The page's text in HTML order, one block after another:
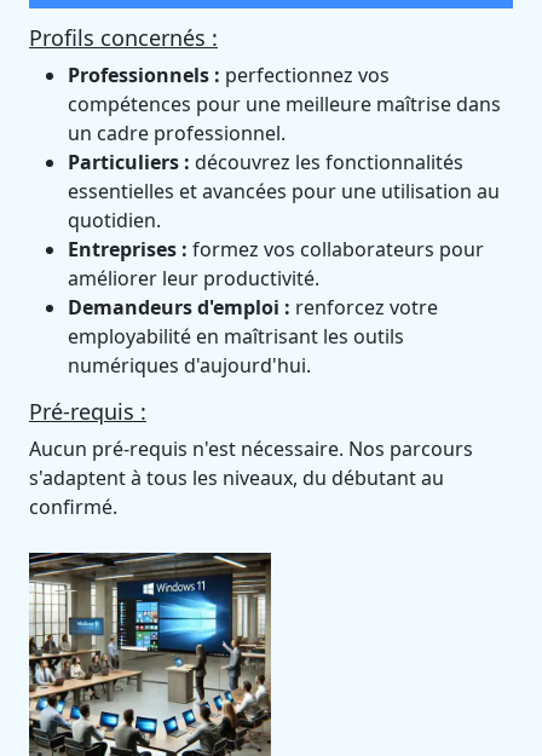
Profils concernés :
Professionnels : perfectionnez vos
compétences pour une meilleure maîtrise dans
un cadre professionnel.
Particuliers : découvrez les fonctionnalités
essentielles et avancées pour une utilisation au
quotidien.
Entreprises : formez vos collaborateurs pour
améliorer leur productivité.
Demandeurs d'emploi : renforcez votre
employabilité en maîtrisant les outils
numériques d'aujourd'hui.
Pré-requis :
Aucun pré-requis n'est nécessaire. Nos parcours
s'adaptent à tous les niveaux, du débutant au
confirmé.